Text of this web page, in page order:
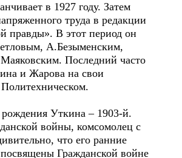
в 1927 году. Затем
труда в редакции
правды». В этот период он
А.Безыменским,
Последний часто
и Жарова на свои
Уткина – 1903-й.
войны, комсомолец с
что его ранние
Гражданской войне